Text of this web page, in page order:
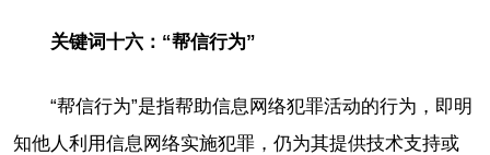
关键词十六：“帮信行为”
“帮信行为”是指帮助信息网络犯罪活动的行为，即明
知他人利用信息网络实施犯罪，仍为其提供技术支持或